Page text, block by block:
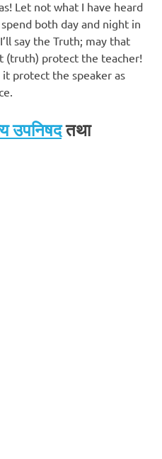
Let not what I have heard
both day and night in
say the Truth; may that
(truth) protect the teacher!
protect the speaker as
उपनिषदतथा